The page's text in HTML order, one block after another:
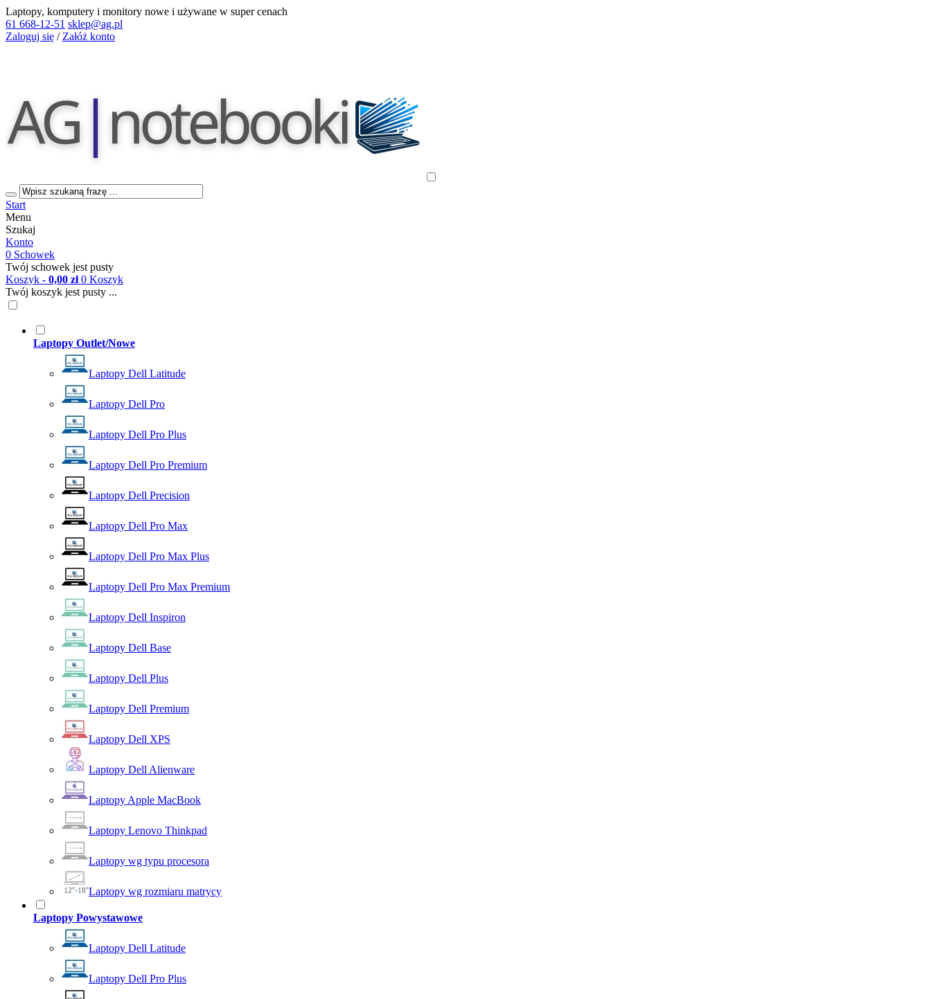
Laptopy, komputery i monitory nowe i używane w super cenach
61 668-12-51 sklep@ag.pl
Zaloguj się / Załóż konto
Start
Menu
Szukaj
Konto
0 Schowek
Twój schowek jest pusty
Koszyk - 0,00 zł 0 Koszyk
Twój koszyk jest pusty ...
Laptopy Outlet/Nowe
Laptopy Dell Latitude
Laptopy Dell Pro
Laptopy Dell Pro Plus
Laptopy Dell Pro Premium
Laptopy Dell Precision
Laptopy Dell Pro Max
Laptopy Dell Pro Max Plus
Laptopy Dell Pro Max Premium
Laptopy Dell Inspiron
Laptopy Dell Base
Laptopy Dell Plus
Laptopy Dell Premium
Laptopy Dell XPS
Laptopy Dell Alienware
Laptopy Apple MacBook
Laptopy Lenovo Thinkpad
Laptopy wg typu procesora
Laptopy wg rozmiaru matrycy
Laptopy Powystawowe
Laptopy Dell Latitude
Laptopy Dell Pro Plus